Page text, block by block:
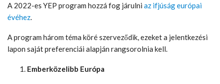
A 2022-es YEP program hozzá fog járulni az ifjúság európai
évéhez.
A program három téma köré szerveződik, ezeket a jelentkezési
lapon saját preferenciái alapján rangsorolnia kell.
Emberközelibb Európa